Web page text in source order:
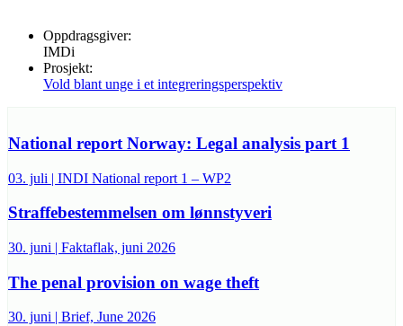
Oppdragsgiver:
IMDi
Prosjekt:
Vold blant unge i et integreringsperspektiv
National report Norway: Legal analysis part 1
03. juli | INDI National report 1 – WP2
Straffebestemmelsen om lønnstyveri
30. juni | Faktaflak, juni 2026
The penal provision on wage theft
30. juni | Brief, June 2026